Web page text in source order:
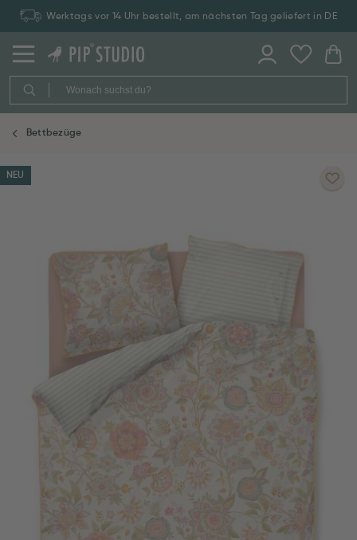
Werktags vor 14 Uhr bestellt, am nächsten Tag geliefert in DE
Bettbezüge
NEU